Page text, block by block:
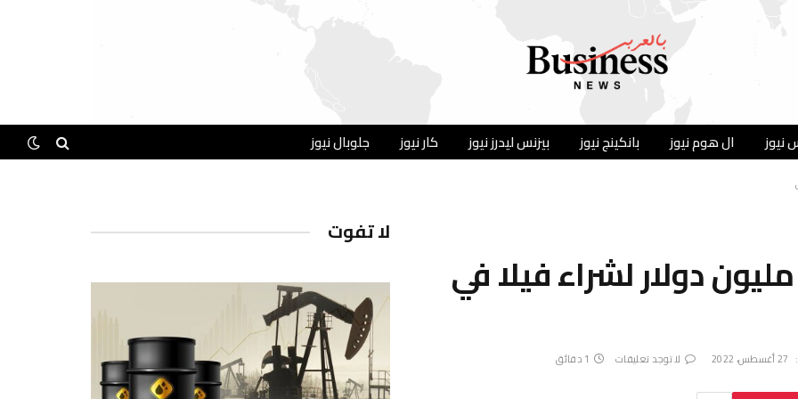
نيوز ال هوم نيوز بانكينج نيوز بيزنس ليدرز نيوز كار نيوز جلوبال نيوز
ملياردير هندي يدفع 80 مليون دولار لشراء فيلا في
27 أغسطس، 2022 لا توجد تعليقات 1 دقائق
لا تفوت